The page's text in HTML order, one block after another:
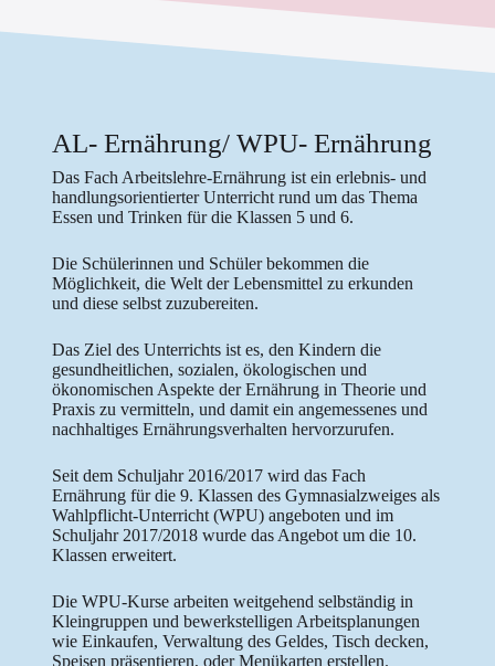
AL- Ernährung/ WPU- Ernährung
Das Fach Arbeitslehre-Ernährung ist ein erlebnis- und
handlungsorientierter Unterricht rund um das Thema
Essen und Trinken für die Klassen 5 und 6.
Die Schülerinnen und Schüler bekommen die
Möglichkeit, die Welt der Lebensmittel zu erkunden
und diese selbst zuzubereiten.
Das Ziel des Unterrichts ist es, den Kindern die
gesundheitlichen, sozialen, ökologischen und
ökonomischen Aspekte der Ernährung in Theorie und
Praxis zu vermitteln, und damit ein angemessenes und
nachhaltiges Ernährungsverhalten hervorzurufen.
Seit dem Schuljahr 2016/2017 wird das Fach
Ernährung für die 9. Klassen des Gymnasialzweiges als
Wahlpflicht-Unterricht (WPU) angeboten und im
Schuljahr 2017/2018 wurde das Angebot um die 10.
Klassen erweitert.
Die WPU-Kurse arbeiten weitgehend selbständig in
Kleingruppen und bewerkstelligen Arbeitsplanungen
wie Einkaufen, Verwaltung des Geldes, Tisch decken,
Speisen präsentieren, oder Menükarten erstellen.